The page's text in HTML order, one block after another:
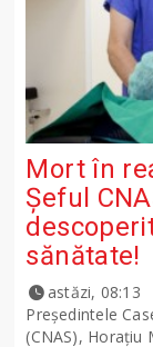
Mort în
Șeful
sănătate!
astăzi, 08:13
Președintele
(CNAS), Horațiu